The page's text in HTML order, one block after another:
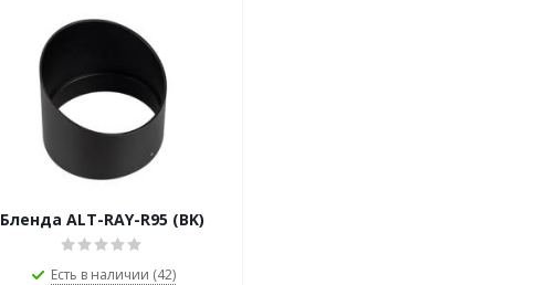
Бленда ALT-RAY-R95 (BK)
Есть в наличии (42)